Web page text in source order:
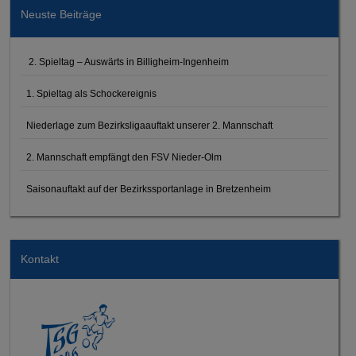
Neuste Beiträge
2. Spieltag – Auswärts in Billigheim-Ingenheim
1. Spieltag als Schockereignis
Niederlage zum Bezirksligaauftakt unserer 2. Mannschaft
2. Mannschaft empfängt den FSV Nieder-Olm
Saisonauftakt auf der Bezirkssportanlage in Bretzenheim
Kontakt